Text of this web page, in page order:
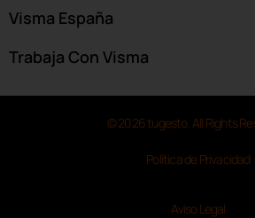
Visma España
Trabaja Con Visma
© 2026 tugesto. All Rights
Política de Privacidad
Aviso Legal